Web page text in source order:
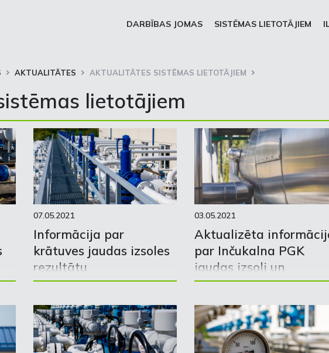
DARBĪBAS JOMAS SISTĒMAS LIETOTĀJIEM
AKTUALITĀTES AKTUALITĀTES SISTĒMAS LIETOTĀJIEM
lietotājiem
07.05.2021
Informācija par
krātuves jaudas izsoles
rezultātu
03.05.2021
Aktualizēta
par Inčukalna PGK
jaudas izsoli un
pieejamo jaudu